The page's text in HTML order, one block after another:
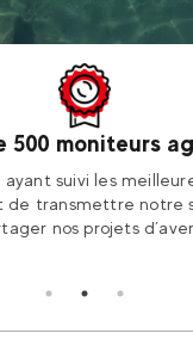
500 moniteurs
ayant suivi les
de transmettre notre
nos projets